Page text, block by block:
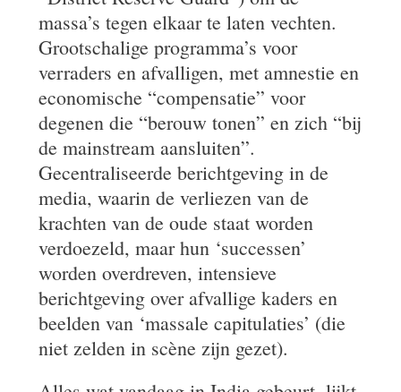
massa’s tegen elkaar te laten vechten.
Grootschalige programma’s voor
verraders en afvalligen, met amnestie en
economische “compensatie” voor
degenen die “berouw tonen” en zich “bij
de mainstream aansluiten”.
Gecentraliseerde berichtgeving in de
media, waarin de verliezen van de
krachten van de oude staat worden
verdoezeld, maar hun ‘successen’
worden overdreven, intensieve
berichtgeving over afvallige kaders en
beelden van ‘massale capitulaties’ (die
niet zelden in scène zijn gezet).